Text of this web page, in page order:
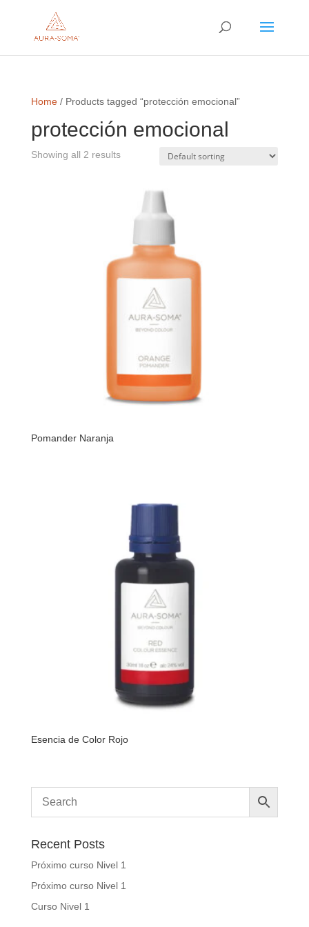
Home/ Products tagged “protección emocional”
protección emocional
Showing all 2 results
Pomander Naranja
Esencia de Color Rojo
Recent Posts
Próximo curso Nivel 1
Próximo curso Nivel 1
Curso Nivel 1